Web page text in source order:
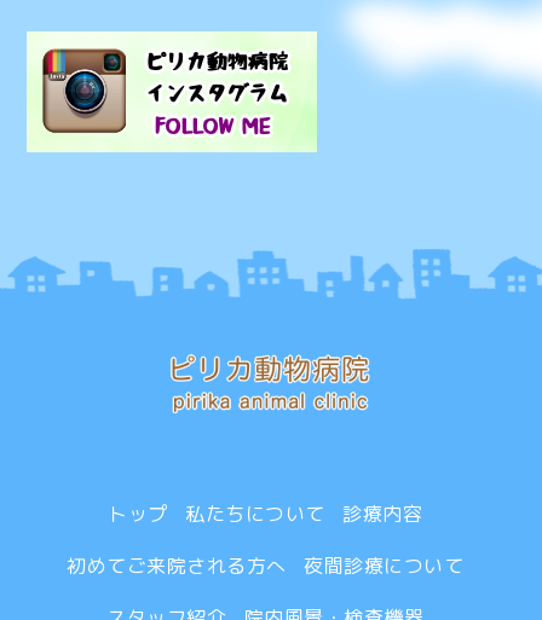
トップ 私たちについて
診療内容
初めてご来院される方へ
夜間診療について